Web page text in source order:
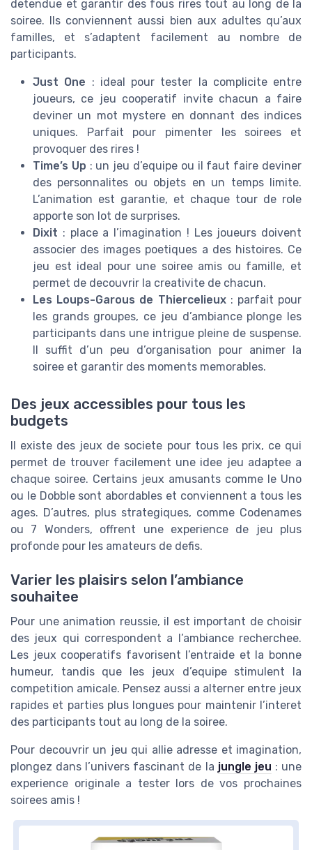
detendue et garantir des fous rires tout au long de la
soiree. Ils conviennent aussi bien aux adultes qu’aux
familles, et s’adaptent facilement au nombre de
participants.
Just One : ideal pour tester la complicite entre
joueurs, ce jeu cooperatif invite chacun a faire
deviner un mot mystere en donnant des indices
uniques. Parfait pour pimenter les soirees et
provoquer des rires !
Time’s Up : un jeu d’equipe ou il faut faire deviner
des personnalites ou objets en un temps limite.
L’animation est garantie, et chaque tour de role
apporte son lot de surprises.
Dixit : place a l’imagination ! Les joueurs doivent
associer des images poetiques a des histoires. Ce
jeu est ideal pour une soiree amis ou famille, et
permet de decouvrir la creativite de chacun.
Les Loups-Garous de Thiercelieux: parfait pour
les grands groupes, ce jeu d’ambiance plonge les
participants dans une intrigue pleine de suspense.
Il suffit d’un peu d’organisation pour animer la
soiree et garantir des moments memorables.
Des jeux accessibles pour tous les
budgets
Il existe des jeux de societe pour tous les prix, ce qui
permet de trouver facilement une idee jeu adaptee a
chaque soiree. Certains jeux amusants comme le Uno
ou le Dobble sont abordables et conviennent a tous les
ages. D’autres, plus strategiques, comme Codenames
ou 7 Wonders, offrent une experience de jeu plus
profonde pour les amateurs de defis.
Varier les plaisirs selon l’ambiance
souhaitee
Pour une animation reussie, il est important de choisir
des jeux qui correspondent a l’ambiance recherchee.
Les jeux cooperatifs favorisent l’entraide et la bonne
humeur, tandis que les jeux d’equipe stimulent la
competition amicale. Pensez aussi a alterner entre jeux
rapides et parties plus longues pour maintenir l’interet
des participants tout au long de la soiree.
Pour decouvrir un jeu qui allie adresse et imagination,
plongez dans l’univers fascinant de la jungle jeu : une
experience originale a tester lors de vos prochaines
soirees amis !